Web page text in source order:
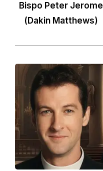
Bispo Peter Jerome
(Dakin Matthews)